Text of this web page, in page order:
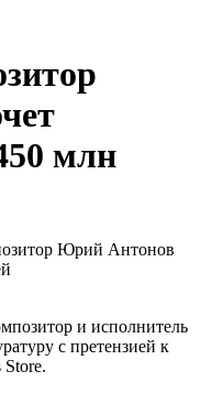
млн
Юрий Антонов
и исполнитель
с претензией к